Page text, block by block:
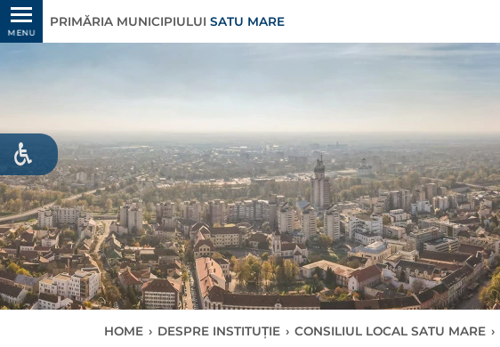
MENU
PRIMĂRIA MUNICIPIULUI SATU MARE
HOME › DESPRE INSTITUȚIE › CONSILIUL LOCAL SATU MARE ›